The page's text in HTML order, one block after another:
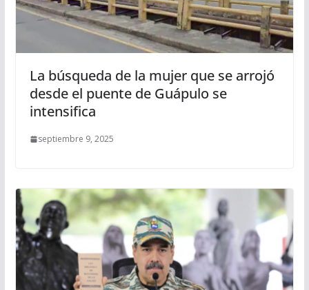
La búsqueda de la mujer que se arrojó
desde el puente de Guápulo se
intensifica
septiembre 9, 2025